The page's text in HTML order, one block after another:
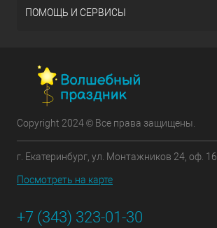
ПОМОЩЬ И СЕРВИСЫ
Copyright 2024 © Все права защищены.
г. Екатеринбург, ул. Монтажников 24, оф. 16
Посмотреть на карте
+7 (343) 323-01-30